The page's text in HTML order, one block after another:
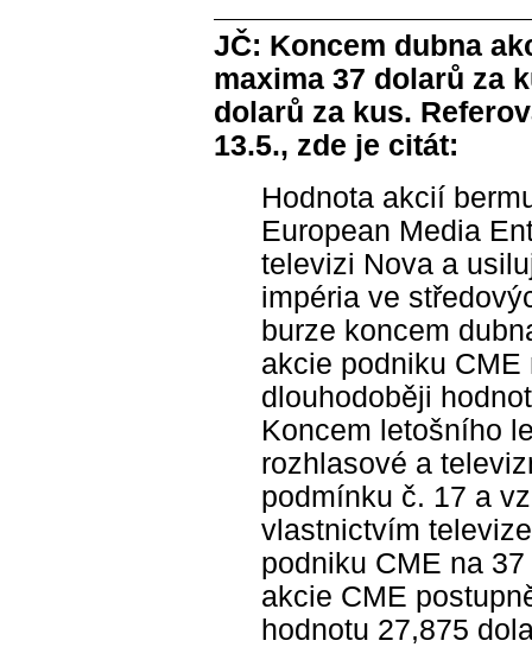
JČ: Koncem dubna
maxima 37 dolarů za
dolarů za kus.
13.5., zde je citát:
Hodnota akcií
European Media
televizi Nova a
impéria ve
burze koncem
akcie podniku CME
dlouhodoběji
Koncem letošního
rozhlasové a
podmínku č. 17 a
vlastnictvím
podniku CME na
akcie CME
hodnotu 27,875